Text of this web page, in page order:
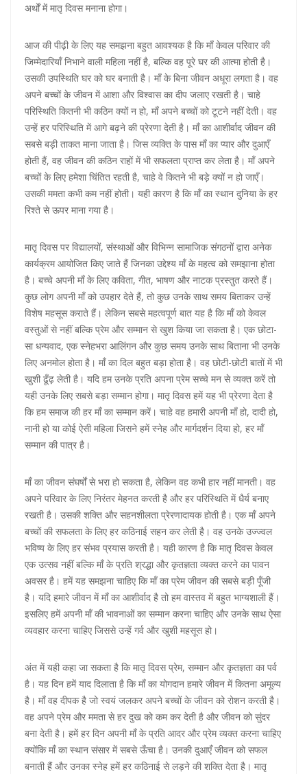
अर्थों में मातृ दिवस मनाना होगा।
आज की पीढ़ी के लिए यह समझना बहुत आवश्यक है कि माँ केवल परिवार की
जिम्मेदारियाँ निभाने वाली महिला नहीं है, बल्कि वह पूरे घर की आत्मा होती है।
उसकी उपस्थिति घर को घर बनाती है। माँ के बिना जीवन अधूरा लगता है। वह
अपने बच्चों के जीवन में आशा और विश्वास का दीप जलाए रखती है। चाहे
परिस्थिति कितनी भी कठिन क्यों न हो, माँ अपने बच्चों को टूटने नहीं देती। वह
उन्हें हर परिस्थिति में आगे बढ़ने की प्रेरणा देती है। माँ का आशीर्वाद जीवन की
सबसे बड़ी ताकत माना जाता है। जिस व्यक्ति के पास माँ का प्यार और दुआएँ
होती हैं, वह जीवन की कठिन राहों में भी सफलता प्राप्त कर लेता है। माँ अपने
बच्चों के लिए हमेशा चिंतित रहती है, चाहे वे कितने भी बड़े क्यों न हो जाएँ।
उसकी ममता कभी कम नहीं होती। यही कारण है कि माँ का स्थान दुनिया के हर
रिश्ते से ऊपर माना गया है।
मातृ दिवस पर विद्यालयों, संस्थाओं और विभिन्न सामाजिक संगठनों द्वारा अनेक
कार्यक्रम आयोजित किए जाते हैं जिनका उद्देश्य माँ के महत्व को समझाना होता
है। बच्चे अपनी माँ के लिए कविता, गीत, भाषण और नाटक प्रस्तुत करते हैं।
कुछ लोग अपनी माँ को उपहार देते हैं, तो कुछ उनके साथ समय बिताकर उन्हें
विशेष महसूस कराते हैं। लेकिन सबसे महत्वपूर्ण बात यह है कि माँ को केवल
वस्तुओं से नहीं बल्कि प्रेम और सम्मान से खुश किया जा सकता है। एक छोटा-
सा धन्यवाद, एक स्नेहभरा आलिंगन और कुछ समय उनके साथ बिताना भी उनके
लिए अनमोल होता है। माँ का दिल बहुत बड़ा होता है। वह छोटी-छोटी बातों में भी
खुशी ढूँढ़ लेती है। यदि हम उनके प्रति अपना प्रेम सच्चे मन से व्यक्त करें तो
यही उनके लिए सबसे बड़ा सम्मान होगा। मातृ दिवस हमें यह भी प्रेरणा देता है
कि हम समाज की हर माँ का सम्मान करें। चाहे वह हमारी अपनी माँ हो, दादी हो,
नानी हो या कोई ऐसी महिला जिसने हमें स्नेह और मार्गदर्शन दिया हो, हर माँ
सम्मान की पात्र है।
माँ का जीवन संघर्षों से भरा हो सकता है, लेकिन वह कभी हार नहीं मानती। वह
अपने परिवार के लिए निरंतर मेहनत करती है और हर परिस्थिति में धैर्य बनाए
रखती है। उसकी शक्ति और सहनशीलता प्रेरणादायक होती है। एक माँ अपने
बच्चों की सफलता के लिए हर कठिनाई सहन कर लेती है। वह उनके उज्ज्वल
भविष्य के लिए हर संभव प्रयास करती है। यही कारण है कि मातृ दिवस केवल
एक उत्सव नहीं बल्कि माँ के प्रति श्रद्धा और कृतज्ञता व्यक्त करने का पावन
अवसर है। हमें यह समझना चाहिए कि माँ का प्रेम जीवन की सबसे बड़ी पूँजी
है। यदि हमारे जीवन में माँ का आशीर्वाद है तो हम वास्तव में बहुत भाग्यशाली हैं।
इसलिए हमें अपनी माँ की भावनाओं का सम्मान करना चाहिए और उनके साथ ऐसा
व्यवहार करना चाहिए जिससे उन्हें गर्व और खुशी महसूस हो।
अंत में यही कहा जा सकता है कि मातृ दिवस प्रेम, सम्मान और कृतज्ञता का पर्व
है। यह दिन हमें याद दिलाता है कि माँ का योगदान हमारे जीवन में कितना अमूल्य
है। माँ वह दीपक है जो स्वयं जलकर अपने बच्चों के जीवन को रोशन करती है।
वह अपने प्रेम और ममता से हर दुख को कम कर देती है और जीवन को सुंदर
बना देती है। हमें हर दिन अपनी माँ के प्रति आदर और प्रेम व्यक्त करना चाहिए
क्योंकि माँ का स्थान संसार में सबसे ऊँचा है। उनकी दुआएँ जीवन को सफल
बनाती हैं और उनका स्नेह हमें हर कठिनाई से लड़ने की शक्ति देता है। मातृ